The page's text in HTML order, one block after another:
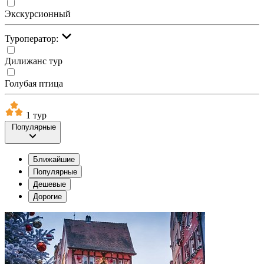
Экскурсионный
Туроператор:
Дилижанс тур
Голубая птица
1 тур
Популярные
Ближайшие
Популярные
Дешевые
Дорогие